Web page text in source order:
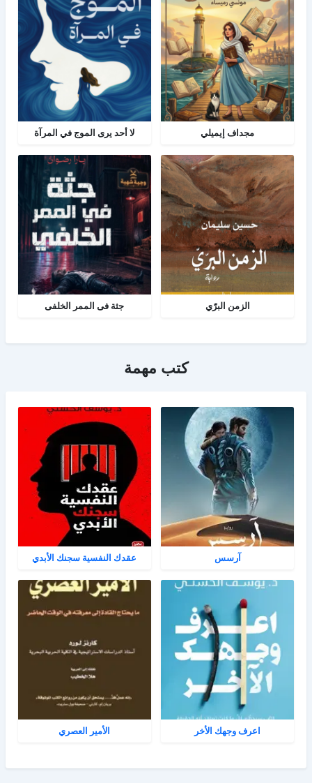
مجداف إيميلي لا أحد يرى الموج في المرآة
الزمن البرّي جثة فى الممر الخلفى
كتب مهمة
آرسس عقدك النفسية سجنك الأبدي
اعرف وجهك الأخر الأمير العصري